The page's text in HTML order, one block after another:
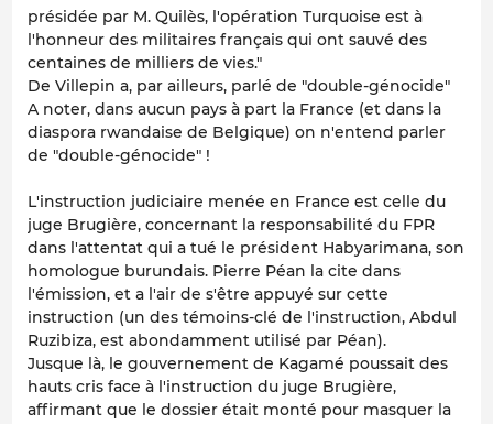
présidée par M. Quilès, l'opération Turquoise est à
l'honneur des militaires français qui ont sauvé des
centaines de milliers de vies."
De Villepin a, par ailleurs, parlé de "double-génocide"
A noter, dans aucun pays à part la France (et dans la
diaspora rwandaise de Belgique) on n'entend parler
de "double-génocide" !
L'instruction judiciaire menée en France est celle du
juge Brugière, concernant la responsabilité du FPR
dans l'attentat qui a tué le président Habyarimana, son
homologue burundais. Pierre Péan la cite dans
l'émission, et a l'air de s'être appuyé sur cette
instruction (un des témoins-clé de l'instruction, Abdul
Ruzibiza, est abondamment utilisé par Péan).
Jusque là, le gouvernement de Kagamé poussait des
hauts cris face à l'instruction du juge Brugière,
affirmant que le dossier était monté pour masquer la